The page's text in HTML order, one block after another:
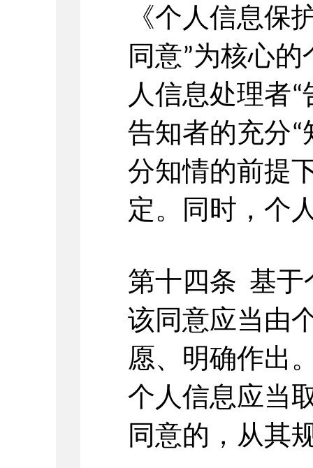
《个人信息保
同意”为核心的
人信息处理者“
告知者的充分“
分知情的前提
定。同时，个
第十四条 基于
该同意应当由
愿、明确作出
个人信息应当
同意的，从其